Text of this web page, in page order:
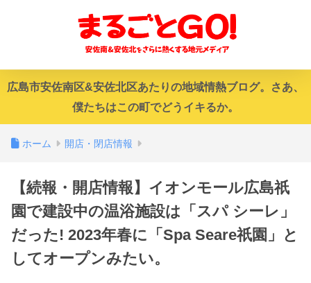
広島市安佐南区&安佐北区あたりの地域情熱ブログ。さあ、
僕たちはこの町でどうイキるか。
ホーム 開店・閉店情報
【続報・開店情報】イオンモール広島祇
園で建設中の温浴施設は「スパ シーレ」
だった! 2023年春に「Spa Seare祇園」と
してオープンみたい。